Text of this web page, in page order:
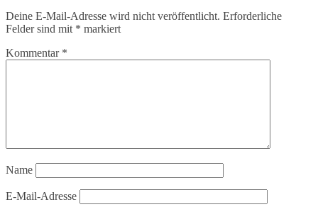
Deine E-Mail-Adresse wird nicht veröffentlicht. Erforderliche
Felder sind mit * markiert
Kommentar *
Name
E-Mail-Adresse